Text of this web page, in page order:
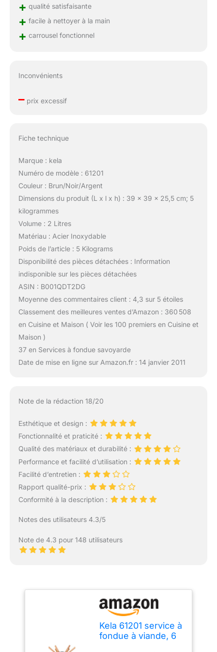
+ qualité satisfaisante
+ facile à nettoyer à la main
+ carrousel fonctionnel
Inconvénients
–prix excessif
Fiche technique
Marque : kela
Numéro de modèle : 61201
Couleur : Brun/Noir/Argent
Dimensions du produit (L x l x h) : 39 x 39 x 25,5 cm; 5
kilogrammes
Volume : 2 Litres
Matériau : Acier Inoxydable
Poids de l’article : 5 Kilograms
Disponibilité des pièces détachées : Information
indisponible sur les pièces détachées
ASIN : B001QDT2DG
Moyenne des commentaires client : 4,3 sur 5 étoiles
Classement des meilleures ventes d’Amazon : 360 508
en Cuisine et Maison ( Voir les 100 premiers en Cuisine et
Maison )
37 en Services à fondue savoyarde
Date de mise en ligne sur Amazon.fr : 14 janvier 2011
Note de la rédaction 18/20
Esthétique et design :
Fonctionnalité et praticité :
Qualité des matériaux et durabilité :
Performance et facilité d’utilisation :
Facilité d’entretien :
Rapport qualité-prix :
Conformité à la description :
Notes des utilisateurs 4.3/5
Note de 4.3 pour 148 utilisateurs
Kela 61201 service à
fondue à viande, 6